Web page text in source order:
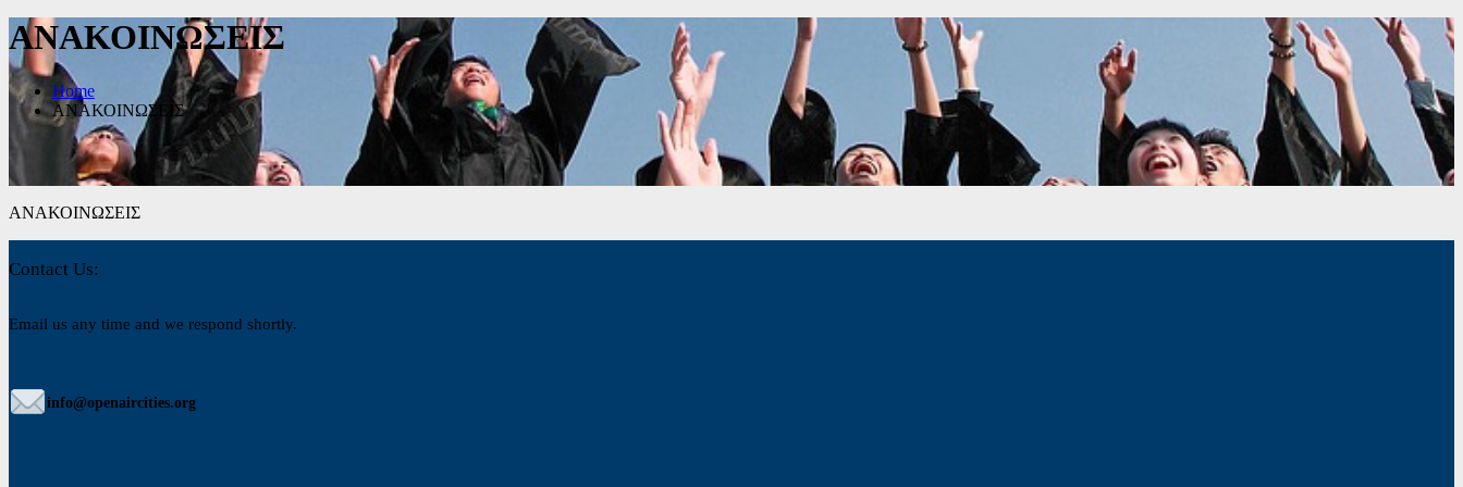
ΑΝΑΚΟΙΝΩΣΕΙΣ
Home
ΑΝΑΚΟΙΝΩΣΕΙΣ
ΑΝΑΚΟΙΝΩΣΕΙΣ
Contact Us:
Email us any time and we respond shortly.
info@openaircities.org